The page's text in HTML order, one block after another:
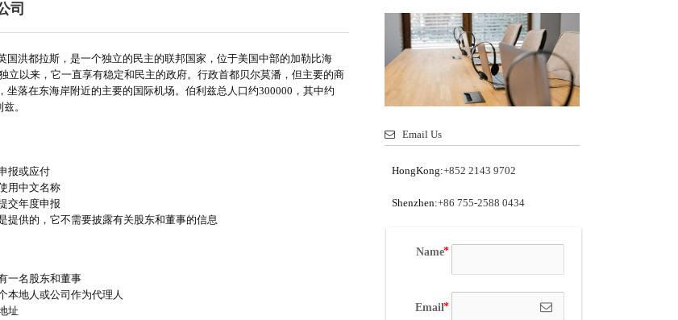
司
国洪都拉斯，是一个独立的民主的联邦国家，位于美国中部的加勒比海
立以来，它一直享有稳定和民主的政府。行政首都贝尔莫潘，但主要的商
坐落在东海岸附近的主要的国际机场。伯利兹总人口约300000，其中约
。
报或应付
用中文名称
交年度申报
提供的，它不需要披露有关股东和董事的信息
一名股东和董事
本地人或公司作为代理人
址
Email Us
HongKong:+852 2143 9702
Shenzhen:+86 755-2588 0434
Name
Email